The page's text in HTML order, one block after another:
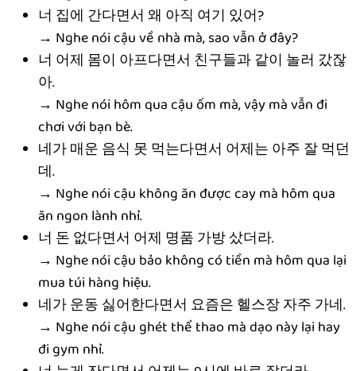
너 집에 간다면서 왜 아직 여기 있어?
→ Nghe nói cậu về nhà mà, sao vẫn ở đây?
너 어제 몸이 아프다면서 친구들과 같이 놀러 갔잖
아.
→ Nghe nói hôm qua cậu ốm mà, vậy mà vẫn đi
chơi với bạn bè.
네가 매운 음식 못 먹는다면서 어제는 아주 잘 먹던
데.
→ Nghe nói cậu không ăn được cay mà hôm qua
ăn ngon lành nhỉ.
너 돈 없다면서 어제 명품 가방 샀더라.
→ Nghe nói cậu bảo không có tiền mà hôm qua lại
mua túi hàng hiệu.
네가 운동 싫어한다면서 요즘은 헬스장 자주 가네.
→ Nghe nói cậu ghét thể thao mà dạo này lại hay
đi gym nhỉ.